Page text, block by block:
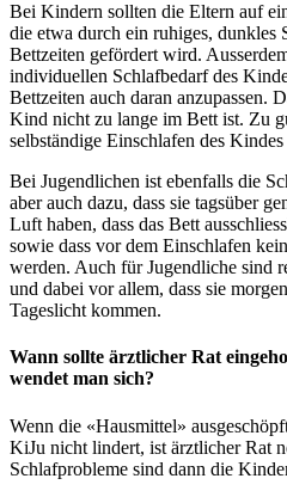
Bei Kindern sollten die Eltern auf
die etwa durch ein ruhiges, dunkles
Bettzeiten gefördert wird.
individuellen Schlafbedarf des
Bettzeiten auch daran anzupassen.
Kind nicht zu lange im Bett ist. Zu
selbständige Einschlafen des
Bei Jugendlichen ist ebenfalls die
aber auch dazu, dass sie tagsüber
Luft haben, dass das Bett
sowie dass vor dem Einschlafen
werden. Auch für Jugendliche sind
und dabei vor allem, dass sie
Tageslicht kommen.
Wann sollte ärztlicher Rat
wendet man sich?
Wenn die «Hausmittel»
KiJu nicht lindert, ist ärztlicher Rat
Schlafprobleme sind dann die